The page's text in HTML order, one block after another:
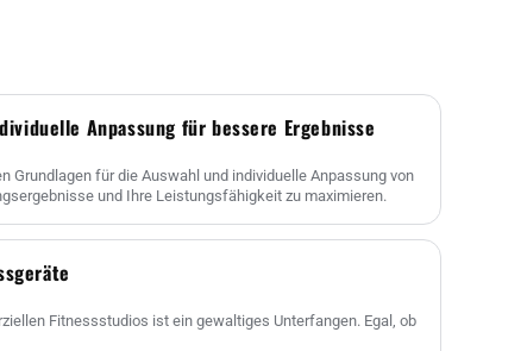
Anpassung für bessere Ergebnisse
Grundlagen für die Auswahl und individuelle Anpassung von
und Ihre Leistungsfähigkeit zu maximieren.
Fitnessstudios ist ein gewaltiges Unterfangen. Egal, ob